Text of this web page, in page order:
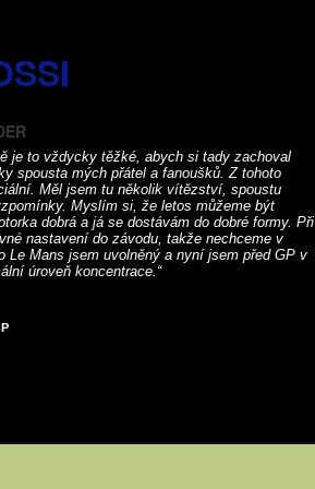
je to vždycky těžké, abych si tady zachoval
spousta mých přátel a fanoušků. Z tohoto
Měl jsem tu několik vítězství, spoustu
Myslím si, že letos můžeme být
dobrá a já se dostávám do dobré formy. Při
nastavení do závodu, takže nechceme v
Le Mans jsem uvolněný a nyní jsem před GP v
úroveň koncentrace.“